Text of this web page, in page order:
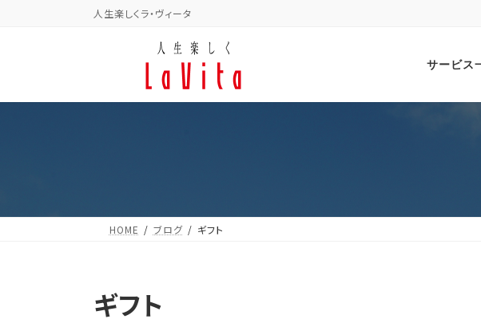
へ
ョ
人生楽しくラ・ヴィータ
サービス
HOME ブログ ギフト
ギフト